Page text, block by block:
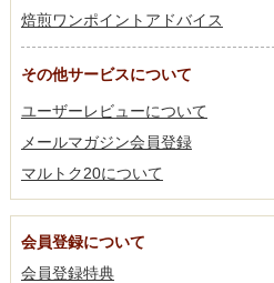
焙煎ワンポイントアドバイス
その他サービスについて
ユーザーレビューについて
メールマガジン会員登録
マルトク20について
会員登録について
会員登録特典